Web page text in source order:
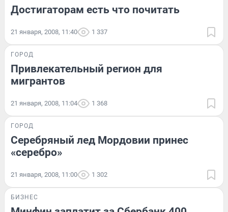
Достигаторам есть что почитать
21 января, 2008, 11:40 1 337
ГОРОД
Привлекательный регион для
мигрантов
21 января, 2008, 11:04 1 368
ГОРОД
Серебряный лед Мордовии принес
«серебро»
21 января, 2008, 11:00 1 302
БИЗНЕС